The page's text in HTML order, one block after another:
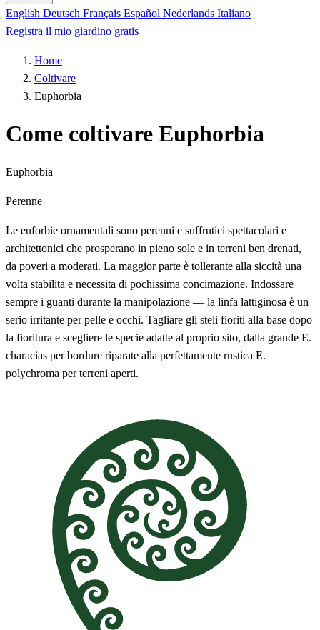
English Deutsch Français Español Nederlands Italiano
Registra il mio giardino gratis
Home
Coltivare
Euphorbia
Come coltivare Euphorbia
Euphorbia
Perenne
Le euforbie ornamentali sono perenni e suffrutici spettacolari e
architettonici che prosperano in pieno sole e in terreni ben drenati,
da poveri a moderati. La maggior parte è tollerante alla siccità una
volta stabilita e necessita di pochissima concimazione. Indossare
sempre i guanti durante la manipolazione — la linfa lattiginosa è un
serio irritante per pelle e occhi. Tagliare gli steli fioriti alla base dopo
la fioritura e scegliere le specie adatte al proprio sito, dalla grande E.
characias per bordure riparate alla perfettamente rustica E.
polychroma per terreni aperti.